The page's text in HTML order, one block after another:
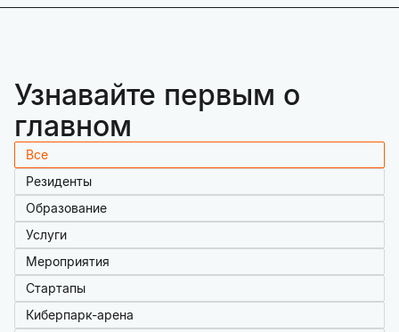
Узнавайте первым о
главном
Все
Резиденты
Образование
Услуги
Мероприятия
Стартапы
Киберпарк-арена